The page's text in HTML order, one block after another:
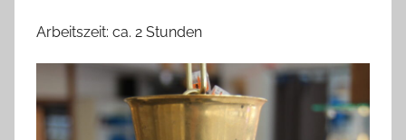
Arbeitszeit: ca. 2 Stunden